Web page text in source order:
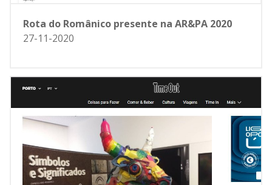
Rota do Românico presente na AR&PA 2020
27-11-2020